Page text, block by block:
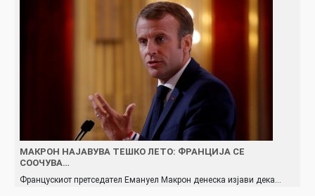
МАКРОН НАЈАВУВА ТЕШКО ЛЕТО: ФРАНЦИЈА СЕ
СООЧУВА…
Францускиот претседател Емануел Макрон денеска изјави дека…